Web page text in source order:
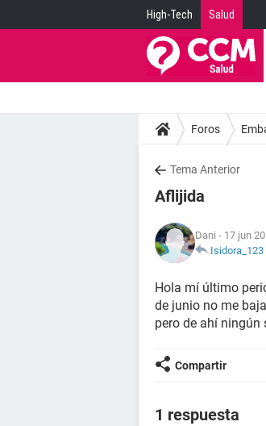
High-Tech Salud
Foros
Tema Anterior
Aflijida
Dani - 17 jun
Isidora_123
Hola mí último
de junio no me
pero de ahí ningún
Compartir
1 respuesta